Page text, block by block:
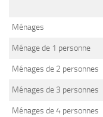
Ménages
Ménage de 1 personne
Ménages de 2 personnes
Ménages de 3 personnes
Ménages de 4 personnes